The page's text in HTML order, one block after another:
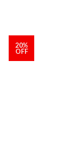
20%
OFF